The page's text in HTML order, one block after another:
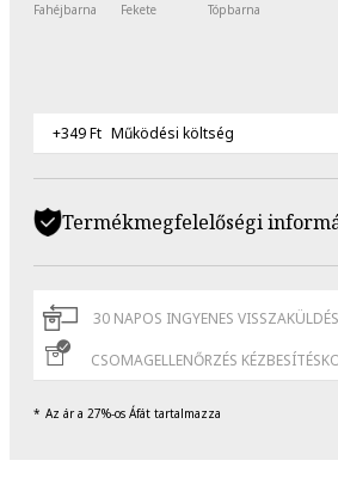
Fahéjbarna Fekete Tópbarna
+349 Ft Működési költség
Termékmegfelelőségi
30 NAPOS INGYENES VISSZAKÜLDÉS
CSOMAGELLENŐRZÉS
Az ár a 27%-os Áfát tartalmazza